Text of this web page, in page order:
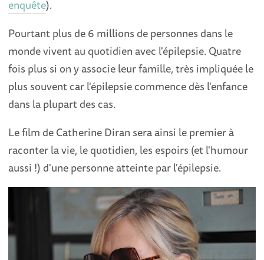
enquête).
Pourtant plus de 6 millions de personnes dans le
monde vivent au quotidien avec l'épilepsie. Quatre
fois plus si on y associe leur famille, très impliquée le
plus souvent car l'épilepsie commence dès l'enfance
dans la plupart des cas.
Le film de Catherine Diran sera ainsi le premier à
raconter la vie, le quotidien, les espoirs (et l'humour
aussi !) d'une personne atteinte par l'épilepsie.